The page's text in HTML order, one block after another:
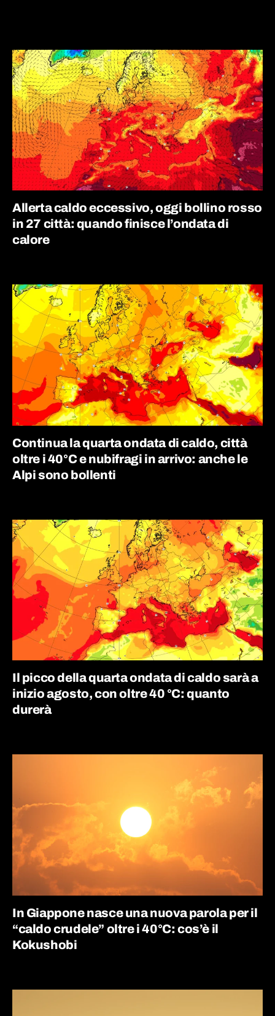
Allerta caldo eccessivo, oggi bollino rosso
in 27 città: quando finisce l’ondata di
calore
Continua la quarta ondata di caldo, città
oltre i 40°C e nubifragi in arrivo: anche le
Alpi sono bollenti
Il picco della quarta ondata di caldo sarà a
inizio agosto, con oltre 40 °C: quanto
durerà
In Giappone nasce una nuova parola per il
“caldo crudele” oltre i 40°C: cos’è il
Kokushobi